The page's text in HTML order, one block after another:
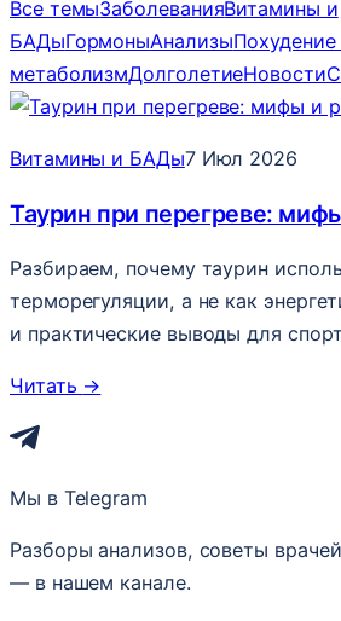
Все темыЗаболеванияВитамины и
БАДыГормоныАнализыПохудение
метаболизмДолголетиеНовости
Витамины и БАДы7 Июл 2026
Таурин при перегреве:
Разбираем, почему таурин
терморегуляции, а не как
и практические выводы для
Читать →
Мы в Telegram
Разборы анализов, советы
— в нашем канале.